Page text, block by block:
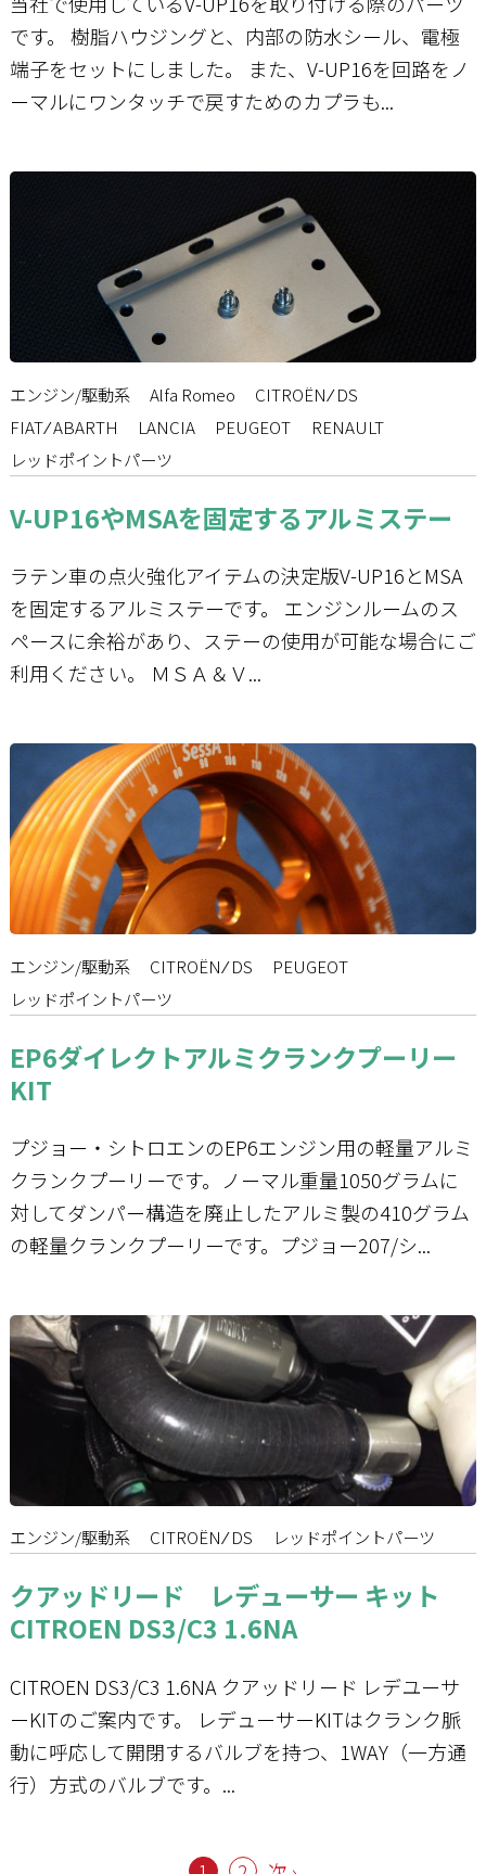
です。 樹脂ハウジングと、内部の防水シール、電極
端子をセットにしました。 また、V-UP16を回路をノ
ーマルにワンタッチで戻すためのカプラも...
エンジン/駆動系 Alfa Romeo
CITROËN ⁄ DS
FIAT ⁄ ABARTH
LANCIA PEUGEOT
RENAULT
レッドポイントパーツ
V-UP16やMSAを固定するアルミステー
ラテン車の点火強化アイテムの決定版V-UP16とMSA
を固定するアルミステーです。 エンジンルームのス
ペースに余裕があり、ステーの使用が可能な場合にご
利用ください。 ＭＳＡ＆Ｖ...
エンジン/駆動系 CITROËN ⁄ DS
PEUGEOT
レッドポイントパーツ
EP6ダイレクトアルミクランクプーリー
KIT
プジョー・シトロエンのEP6エンジン用の軽量アルミ
クランクプーリーです。ノーマル重量1050グラムに
対してダンパー構造を廃止したアルミ製の410グラム
の軽量クランクプーリーです。プジョー207/シ...
エンジン/駆動系 CITROËN ⁄ DS レッドポイントパーツ
クアッドリード レデューサー キット
CITROEN DS3/C3 1.6NA
CITROEN DS3/C3 1.6NA クアッドリード レデユーサ
ーKITのご案内です。 レデューサーKITはクランク脈
動に呼応して開閉するバルブを持つ、1WAY（一方通
行）方式のバルブです。...